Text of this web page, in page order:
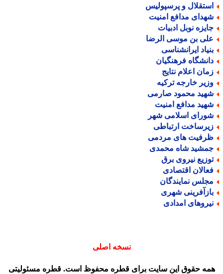
و پرسپولیس
مدافع امنیت
نوبل ادبیات
بن موسی الرضا
ایرانشناسی
فرهنگیان
اعلام نتایج
خارجه ترکیه
محمود صارمی
مدافع امنیت
اسلامی شهر
ارتباطی
های مردمی
شاه محمدی
نیروی برق
اقتصادی
نمایندگان
شهری
امدادی
نسخه اصلی
حقوق این سایت برای قطره محفوظ است. قطره مسئولیتی